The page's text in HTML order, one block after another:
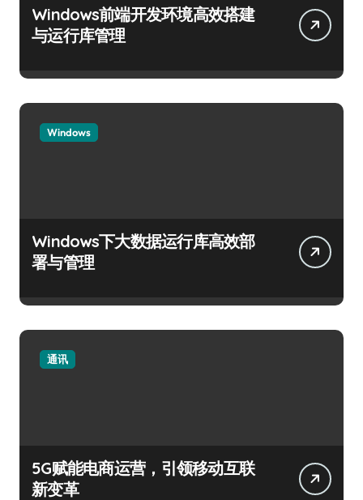
Windows前端开发环境高效搭建
与运行库管理
Windows
Windows下大数据运行库高效部
署与管理
通讯
5G赋能电商运营，引领移动互联
新变革